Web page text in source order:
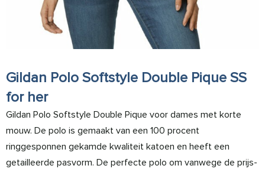
Gildan Polo Softstyle Double Pique SS
for her
Gildan Polo Softstyle Double Pique voor dames met korte
mouw. De polo is gemaakt van een 100 procent
ringgesponnen gekamde kwaliteit katoen en heeft een
getailleerde pasvorm. De perfecte polo om vanwege de prijs-